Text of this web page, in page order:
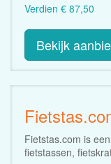
Verdien € 87,50
Bekijk
Fietstas.com is
fietstassen,